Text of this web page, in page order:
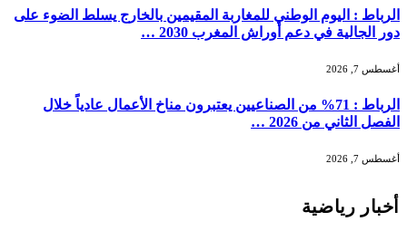
الرباط : اليوم الوطني للمغاربة المقيمين بالخارج يسلط الضوء على
دور الجالية في دعم أوراش المغرب 2030 …
أغسطس 7, 2026
الرباط : 71% من الصناعيين يعتبرون مناخ الأعمال عادياً خلال
الفصل الثاني من 2026 …
أغسطس 7, 2026
أخبار رياضية